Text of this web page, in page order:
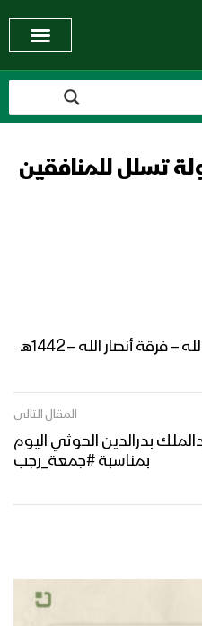
تسلل للمنافقين
فرقة أنصار الله – 1442هـ
المقال التالي
بدرالدين الحوثي اليوم
بمناسبة #جمعة_رجب